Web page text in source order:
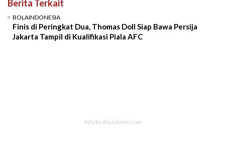
Berita Terkait
BOLAINDONESIA
Finis di Peringkat Dua, Thomas Doll Siap Bawa Persija
Jakarta Tampil di Kualifikasi Piala AFC